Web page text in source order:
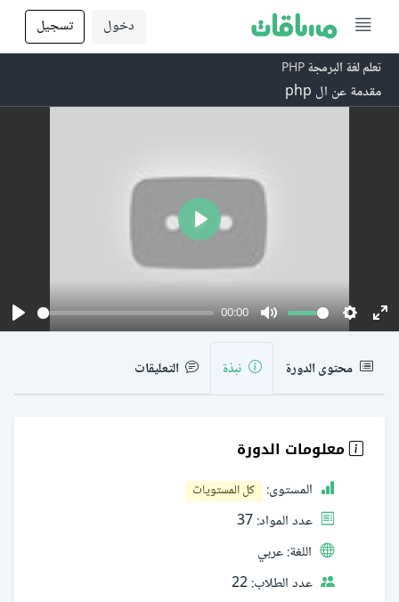
دخول تسجيل
تعلم لغة البرمجة PHP
مقدمة عن ال php
Play
00:00
Mute
Play
نبذة التعليقات
معلومات الدورة
المستوى: كل المستويات
عدد المواد:37
اللغة:عربي
عدد الطلاب:22